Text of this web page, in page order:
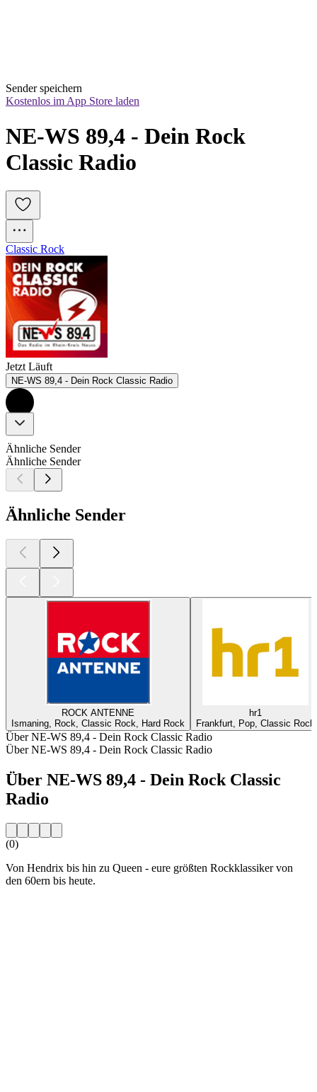
Sender speichern
Kostenlos im App Store laden
NE-WS 89,4 - Dein Rock
Classic Radio
Classic Rock
Jetzt Läuft
NE-WS 89,4 - Dein Rock Classic Radio
Ähnliche Sender
Ähnliche Sender
Ähnliche Sender
ROCK ANTENNE
Ismaning, Rock, Classic Rock, Hard Rock
hr1
Frankfurt, Pop, Classic Rock
Über NE-WS 89,4 - Dein Rock Classic Radio
Über NE-WS 89,4 - Dein Rock Classic Radio
Über NE-WS 89,4 - Dein Rock Classic
Radio
(0)
Von Hendrix bis hin zu Queen - eure größten Rockklassiker von
den 60ern bis heute.